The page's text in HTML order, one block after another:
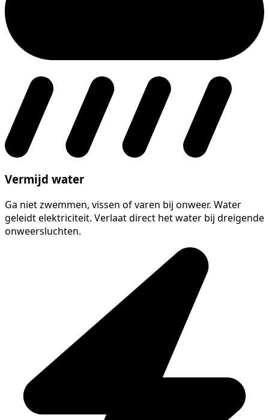
Vermijd water
Ga niet zwemmen, vissen of varen bij onweer. Water
geleidt elektriciteit. Verlaat direct het water bij dreigende
onweersluchten.